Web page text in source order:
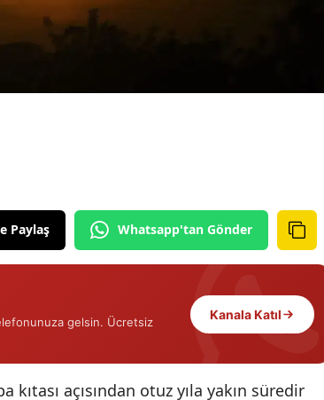
Çorum
Diyarbakır
Erzurum
Gümüşhane
Paylaş Whatsapp'tan Gönder
gelsin. Ücretsiz
Kanala Katıl
açısından otuz yıla yakın süredir